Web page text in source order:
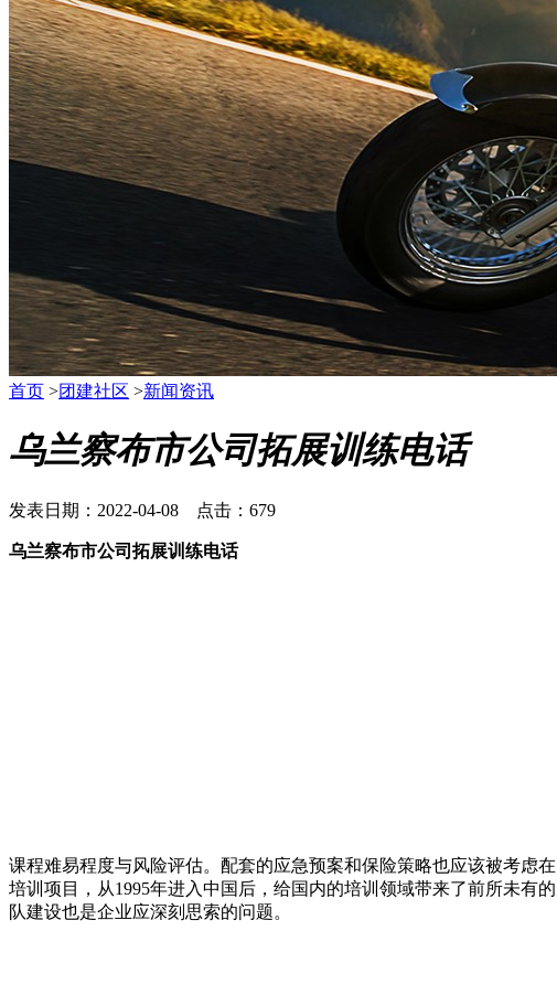
首页 >团建社区 >新闻资讯
乌兰察布市公司拓展训练电话
发表日期：2022-04-08 点击：679
乌兰察布市公司拓展训练电话
课程难易程度与风险评估。配套的应急预案和保险策略也应该被考虑
培训项目，从1995年进入中国后，给国内的培训领域带来了前所未有
队建设也是企业应深刻思索的问题。